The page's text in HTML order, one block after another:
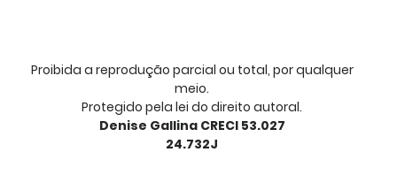
Proibida a reprodução parcial ou total, por qualquer
meio.
Protegido pela lei do direito autoral.
Denise Gallina CRECI 53.027
24.732J